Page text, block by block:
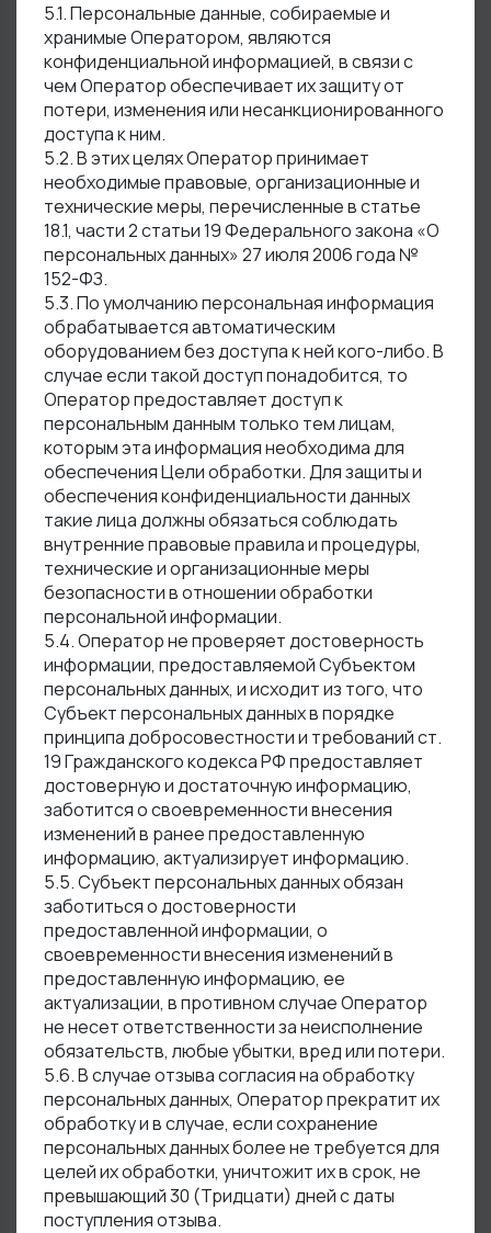
5.1. Персональные данные, собираемые и
хранимые Оператором, являются
конфиденциальной информацией, в связи с
чем Оператор обеспечивает их защиту от
потери, изменения или несанкционированного
доступа к ним.
5.2. В этих целях Оператор принимает
необходимые правовые, организационные и
технические меры, перечисленные в статье
18.1, части 2 статьи 19 Федерального закона «О
персональных данных» 27 июля 2006 года №
152-ФЗ.
5.3. По умолчанию персональная информация
обрабатывается автоматическим
оборудованием без доступа к ней кого-либо. В
случае если такой доступ понадобится, то
Оператор предоставляет доступ к
персональным данным только тем лицам,
которым эта информация необходима для
обеспечения Цели обработки. Для защиты и
обеспечения конфиденциальности данных
такие лица должны обязаться соблюдать
внутренние правовые правила и процедуры,
технические и организационные меры
безопасности в отношении обработки
персональной информации.
5.4. Оператор не проверяет достоверность
информации, предоставляемой Субъектом
персональных данных, и исходит из того, что
Субъект персональных данных в порядке
принципа добросовестности и требований ст.
19 Гражданского кодекса РФ предоставляет
достоверную и достаточную информацию,
заботится о своевременности внесения
изменений в ранее предоставленную
информацию, актуализирует информацию.
5.5. Субъект персональных данных обязан
заботиться о достоверности
предоставленной информации, о
своевременности внесения изменений в
предоставленную информацию, ее
актуализации, в противном случае Оператор
не несет ответственности за неисполнение
обязательств, любые убытки, вред или потери.
5.6. В случае отзыва согласия на обработку
персональных данных, Оператор прекратит их
обработку и в случае, если сохранение
персональных данных более не требуется для
целей их обработки, уничтожит их в срок, не
превышающий 30 (Тридцати) дней с даты
поступления отзыва.